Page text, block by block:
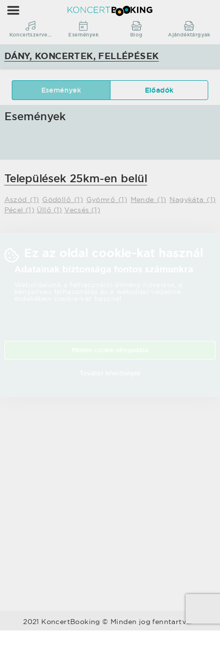
KoncertBooking
Koncertszervezés
|
Dány,
fellépések
Koncertszervezés Események Blog Ajándéktárgyak
DÁNY, KONCERTEK, FELLÉPÉSEK
Események Előadók
Események
Települések 25km-en belül
Aszód (1) Gödöllő (1) Gyömrő (1) Mende (1) Nagykáta (1)
Pécel (1) Üllő (1) Vecsés (1)
2021 KoncertBooking © Minden jog fenntartva.
Kapcsolat | Telefonszám: +36 30 157 9812 | E-mail: